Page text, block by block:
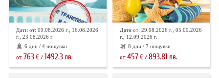
Дати от: 09.08.2026 г., 16.08.2026
г., 23.08.2026 г.
6 дни / 4 нощувки
от: 763€/ 1492.3лв.
Дати от: 29.08.2026 г., 05.09.2026
г., 12.09.2026 г.
8 дни / 7 нощувки
от:457€ /893.81 лв.